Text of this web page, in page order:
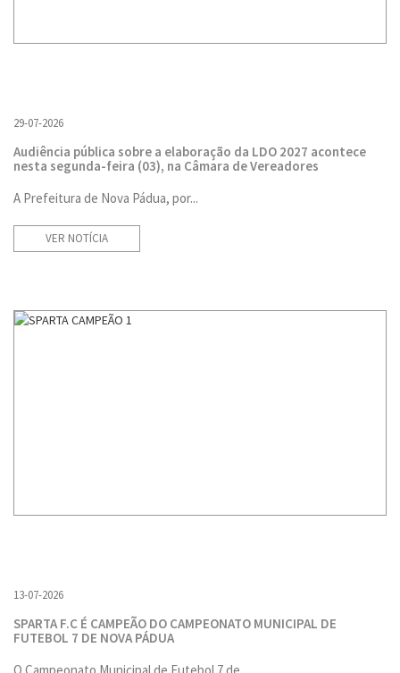
29-07-2026
Audiência pública sobre a elaboração da LDO 2027 acontece
nesta segunda-feira (03), na Câmara de Vereadores
A Prefeitura de Nova Pádua, por...
VER NOTÍCIA
13-07-2026
SPARTA F.C É CAMPEÃO DO CAMPEONATO MUNICIPAL DE
FUTEBOL 7 DE NOVA PÁDUA